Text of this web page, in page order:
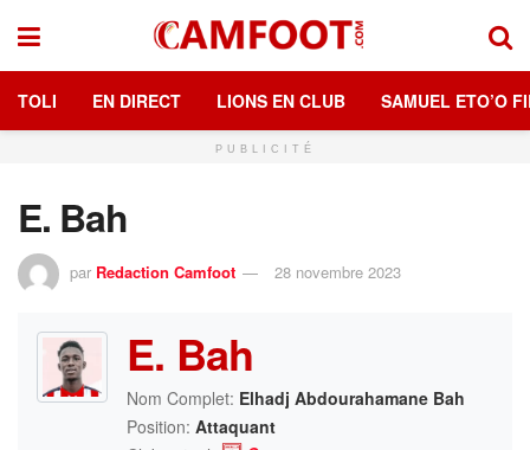
TOLI EN DIRECT LIONS EN CLUB SAMUEL ETO’O
PUBLICITÉ
E. Bah
par Redaction Camfoot 28 novembre 2023
E. Bah
Nom Complet: Elhadj Abdourahamane Bah
Position: Attaquant